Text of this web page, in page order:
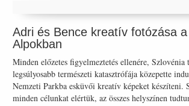
Adri és Bence kreatív fotózása a
Alpokban
Minden előzetes figyelmeztetés ellenére, Szlovénia
legsúlyosabb természeti katasztrófája közepette
Nemzeti Parkba esküvői kreatív képeket készíteni.
minden célunkat elértük, az összes helyszínen